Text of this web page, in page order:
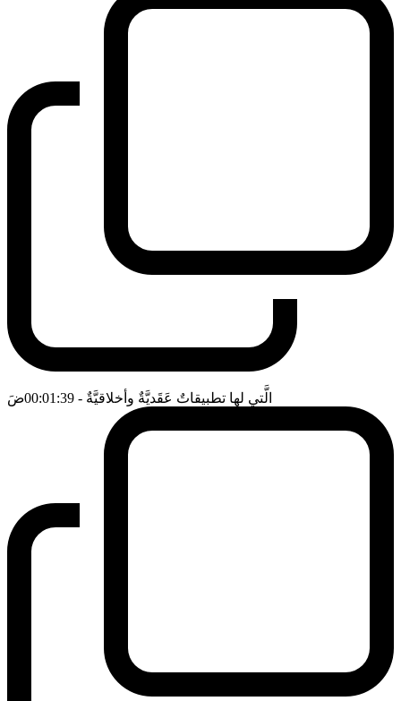
الَّتي لها تطبيقاتٌ عَقَديَّةٌ وأخلاقيَّةٌ - 00:01:39 ضَ